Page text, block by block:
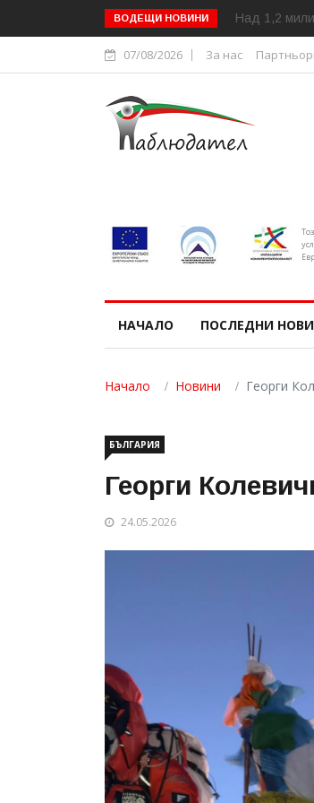
ВОДЕЩИ НОВИНИ Над 1,2
07/08/2026 За нас
НАЧАЛО ПОСЛЕДНИ
Начало Новини Георги
БЪЛГАРИЯ
Георги
24.05.2026